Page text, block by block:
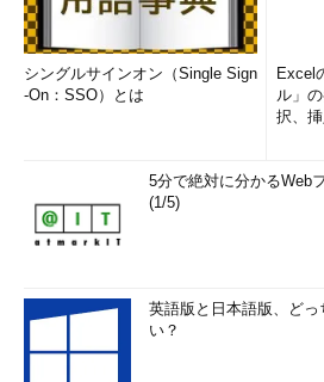
シングルサインオン（Single Sign
-On：SSO）とは
Excel
ル」
択、
5分で絶対に分かるWeb
(1/5)
英語版と日本語版、ど
い？